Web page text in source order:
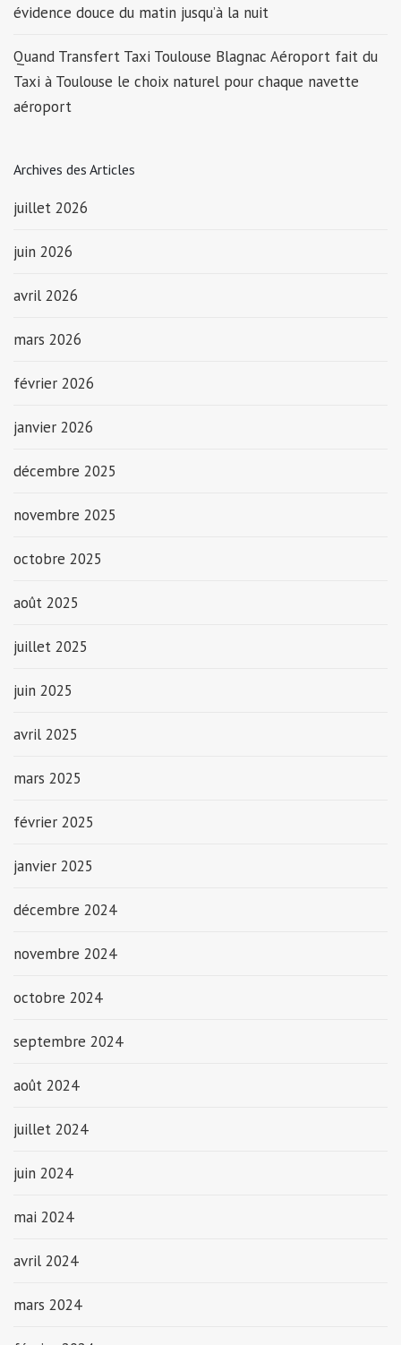
évidence douce du matin jusqu’à la nuit
Quand Transfert Taxi Toulouse Blagnac Aéroport fait du
Taxi à Toulouse le choix naturel pour chaque navette
aéroport
Archives des Articles
juillet 2026
juin 2026
avril 2026
mars 2026
février 2026
janvier 2026
décembre 2025
novembre 2025
octobre 2025
août 2025
juillet 2025
juin 2025
avril 2025
mars 2025
février 2025
janvier 2025
décembre 2024
novembre 2024
octobre 2024
septembre 2024
août 2024
juillet 2024
juin 2024
mai 2024
avril 2024
mars 2024